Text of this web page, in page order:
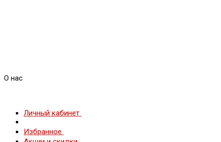
О нас
Личный кабинет
Избранное